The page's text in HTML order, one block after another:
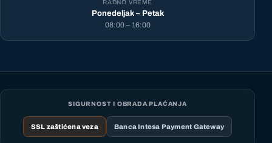
RADNO VREME
Ponedeljak – Petak
08:00 – 16:00
SIGURNOST I OBRADA PLAĆANJA
SSL zaštićena veza Banca Intesa Payment Gateway